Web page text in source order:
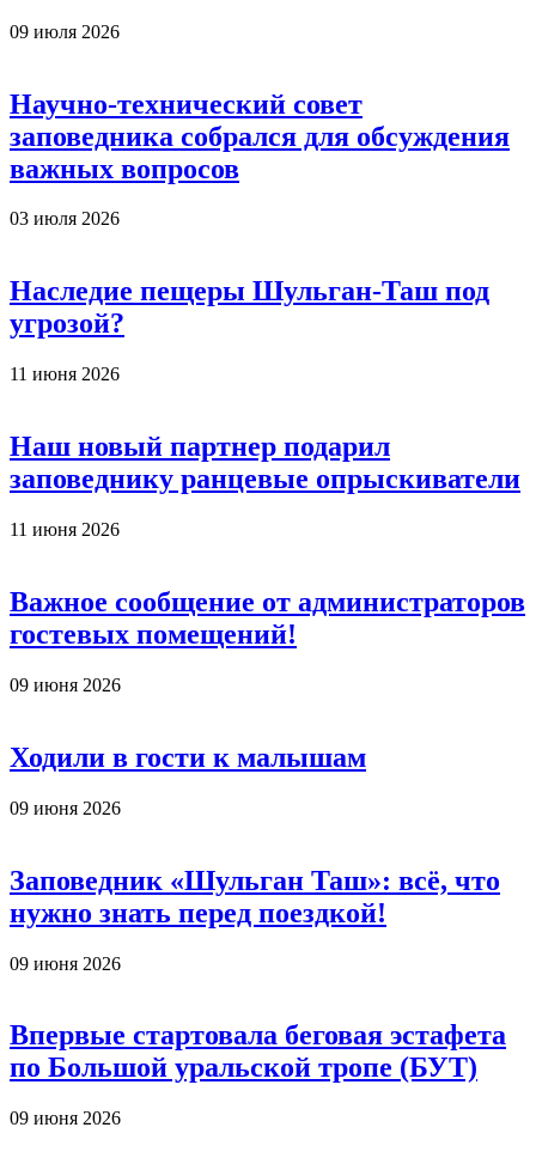
09 июля 2026
Научно-технический совет
заповедника собрался для обсуждения
важных вопросов
03 июля 2026
Наследие пещеры Шульган-Таш под
угрозой?
11 июня 2026
Наш новый партнер подарил
заповеднику ранцевые опрыскиватели
11 июня 2026
Важное сообщение от администраторов
гостевых помещений!
09 июня 2026
Ходили в гости к малышам
09 июня 2026
Заповедник «Шульган Таш»: всё, что
нужно знать перед поездкой!
09 июня 2026
Впервые стартовала беговая эстафета
по Большой уральской тропе (БУТ)
09 июня 2026